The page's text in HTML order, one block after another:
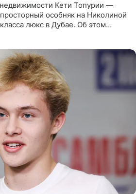
Кети Топурии —
особняк на Николиной
люкс в Дубае. Об этом